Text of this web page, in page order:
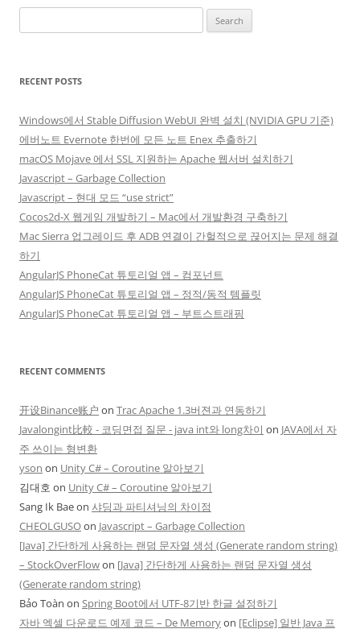
for:
RECENT POSTS
Windows에서 Stable Diffusion WebUI 완벽 설치 (NVIDIA GPU 기준)
에버노트 Evernote 한번에 모든 노트 Enex 추출하기
macOS Mojave 에서 SSL 지원하는 Apache 웹서버 설치하기
Javascript – Garbage Collection
Javascript – 현대 모드 “use strict”
Cocos2d-X 웹게임 개발하기 – Mac에서 개발환경 구축하기
Mac Sierra 업그레이드 후 ADB 연결이 간헐적으로 끊어지는 문제 해결
하기
AngularJS PhoneCat 튜토리얼 앱 – 컴포넌트
AngularJS PhoneCat 튜토리얼 앱 – 정적/동적 템플릿
AngularJS PhoneCat 튜토리얼 앱 – 부트스트래핑
RECENT COMMENTS
开设Binance账户 on Trac Apache 1.3버젼과 연동하기
Javalongint比較 - 코딩면접 질문 - java int와 long차이 on JAVA에서 자
주 쓰이는 형변환
yson on Unity C# – Coroutine 알아보기
김대호 on Unity C# – Coroutine 알아보기
Sang Ik Baeon 샤딩과 파티셔닝의 차이점
CHEOLGUSOon Javascript – Garbage Collection
[Java] 간단하게 사용하는 랜덤 문자열 생성 (Generate random string)
– StockOverFlowon [Java] 간단하게 사용하는 랜덤 문자열 생성
(Generate random string)
Bảo Toàn on Spring Boot에서 UTF-8기반 한글 설정하기
자바 엑셀 다운로드 예제 코드 – De Memoryon [Eclipse] 일반 Java 프